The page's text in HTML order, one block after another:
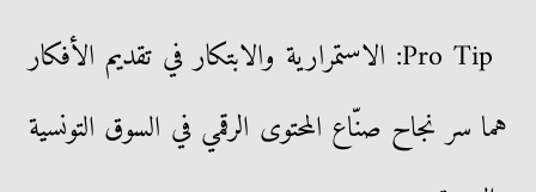
Pro Tip: الاستمرارية والابتكار في تقديم الأفكار
هما سر نجاح صنّاع المحتوى الرقمي في السوق التونسية